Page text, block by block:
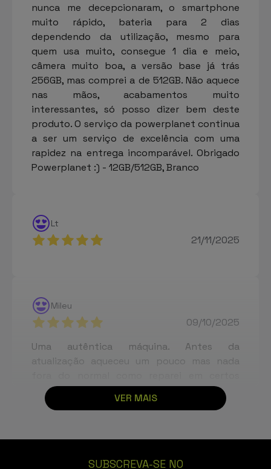
nunca me decepcionaram, o smartphone
muito rápido, bateria para 2 dias
dependendo da utilização, mesmo para
quem usa muito, consegue 1 dia e meio,
câmera muito boa, a versão base já trás
256GB, mas comprei a de 512GB. Não aquece
nas mãos, acabamentos muito
interessantes, só posso dizer bem deste
produto. O serviço da powerplanet continua
a ser um serviço de excelência com uma
rapidez na entrega incomparável. Obrigado
Powerplanet :) - 12GB/512GB, Branco
Lt
21/11/2025
Mileu
09/10/2025
Uma autêntica máquina. Antes da
atualização aqueceu um pouco mas nada
comentários. O smartphone é excelente, a
câmara é muito boa, a rapidez do
VER MAIS
SUBSCREVA-SE NO